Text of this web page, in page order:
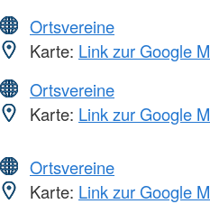
Ortsvereine
Karte: Link zur Google
Ortsvereine
Karte: Link zur Google
Ortsvereine
Karte: Link zur Google